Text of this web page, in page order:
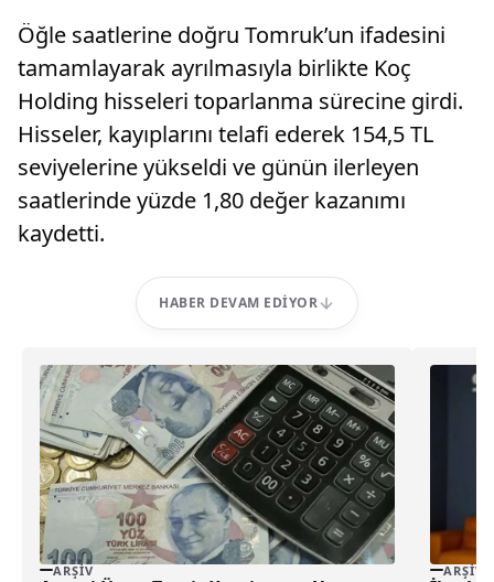
Öğle saatlerine doğru Tomruk’un ifadesini
tamamlayarak ayrılmasıyla birlikte Koç
Holding hisseleri toparlanma sürecine girdi.
Hisseler, kayıplarını telafi ederek 154,5 TL
seviyelerine yükseldi ve günün ilerleyen
saatlerinde yüzde 1,80 değer kazanımı
kaydetti.
HABER DEVAM EDIYOR
ARŞIV ARŞIV